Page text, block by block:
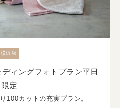
横浜店
ディングフォトプラン平日
限定
100カットの充実プラン。